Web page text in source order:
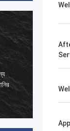
এই
কোনও
এটি